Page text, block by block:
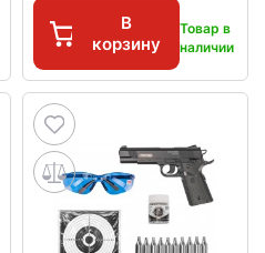
В
корзину
Товар в
наличии